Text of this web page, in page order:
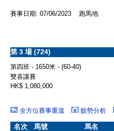
賽事日期: 07/06/2023 跑馬地
第 3 場 (724)
第四班 - 1650米 - (60-40)
雙喜讓賽
HK$ 1,080,000
全方位賽事重溫
餘勢分析
名次 馬號 馬名